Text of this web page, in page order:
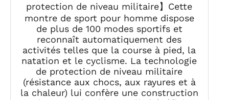
protection de niveau militaire】Cette
montre de sport pour homme dispose
de plus de 100 modes sportifs et
reconnaît automatiquement des
activités telles que la course à pied, la
natation et le cyclisme. La technologie
de protection de niveau militaire
(résistance aux chocs, aux rayures et à
la chaleur) lui confère une construction